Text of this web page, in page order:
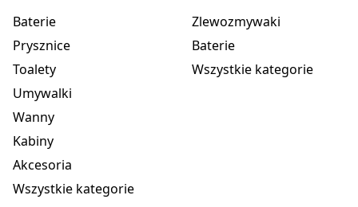
Baterie
Prysznice
Toalety
Umywalki
Wanny
Kabiny
Akcesoria
Wszystkie kategorie
Zlewozmywaki
Baterie
Wszystkie kategorie